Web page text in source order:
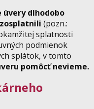
úvery dlhodobo
zosplatnili (pozn.:
splatnosti
podmienok
splátok, v tomto
pomôcť nevieme.